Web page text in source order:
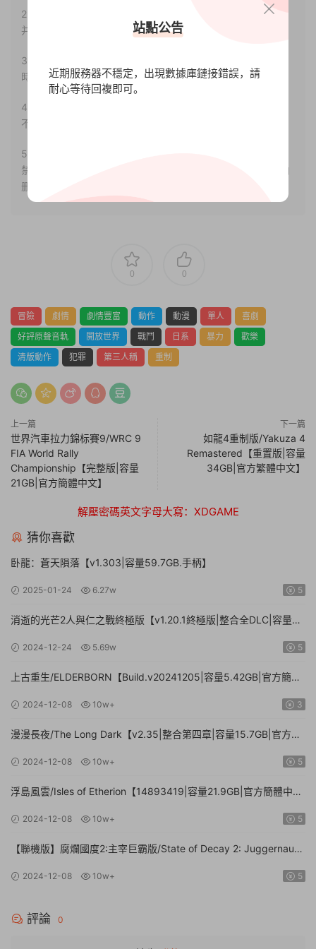
2.若您需要商業運營或用于其他商業活動，請您購買正版授權
并合法使用。
3.如果本站有侵犯、不妥之處的資源，請聯系我們。将會第一
時間解決！
4.本站部分内容均由互聯網收集整理，僅供大家參考、學習，
不存在任何商業目的與商業用途。
5.本站提供的所有資源僅供參考學習使用，版權歸原著所有，
禁止下載本站資源參與任何商業和非法行爲，請于24小時之内
删除!
0 0
冒險 劇情 劇情豐富 動作 動漫 單人
喜劇
好評原聲音軌
開放世界 戰鬥 日系 暴力
歡樂
清版動作
犯罪 第三人稱 重制
上一篇
世界汽車拉力錦标賽9/WRC 9
FIA World Rally
Championship【完整版|容量
21GB|官方簡體中文】
下一篇
如龍4重制版/Yakuza 4
Remastered【重置版|容量
34GB|官方繁體中文】
解壓密碼英文字母大寫：XDGAME
猜你喜歡
卧龍：蒼天隕落【v1.303|容量59.7GB.手柄】
2025-01-24 6.27w 5
消逝的光芒2人與仁之戰終極版【v1.20.1終極版|整合全DLC|容量
2024-12-24 5.69w 5
上古重生/ELDERBORN【Build.v20241205|容量5.42GB|官方簡體
2024-12-08 10w+ 3
漫漫長夜/The Long Dark【v2.35|整合第四章|容量15.7GB|官方簡
2024-12-08 10w+ 5
浮島風雲/Isles of Etherion【14893419|容量21.9GB|官方簡體中
2024-12-08 10w+ 5
【聯機版】腐爛國度2:主宰巨霸版/State of Decay 2: Juggernaut
2024-12-08 10w+ 5
評論 0
站點公告
近期服務器不穩定，出現數據庫鏈接錯誤，請
耐心等待回複即可。